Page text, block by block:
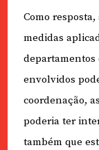
Como
medidas
departamentos
envolvidos
coordenação,
poderia ter
também que